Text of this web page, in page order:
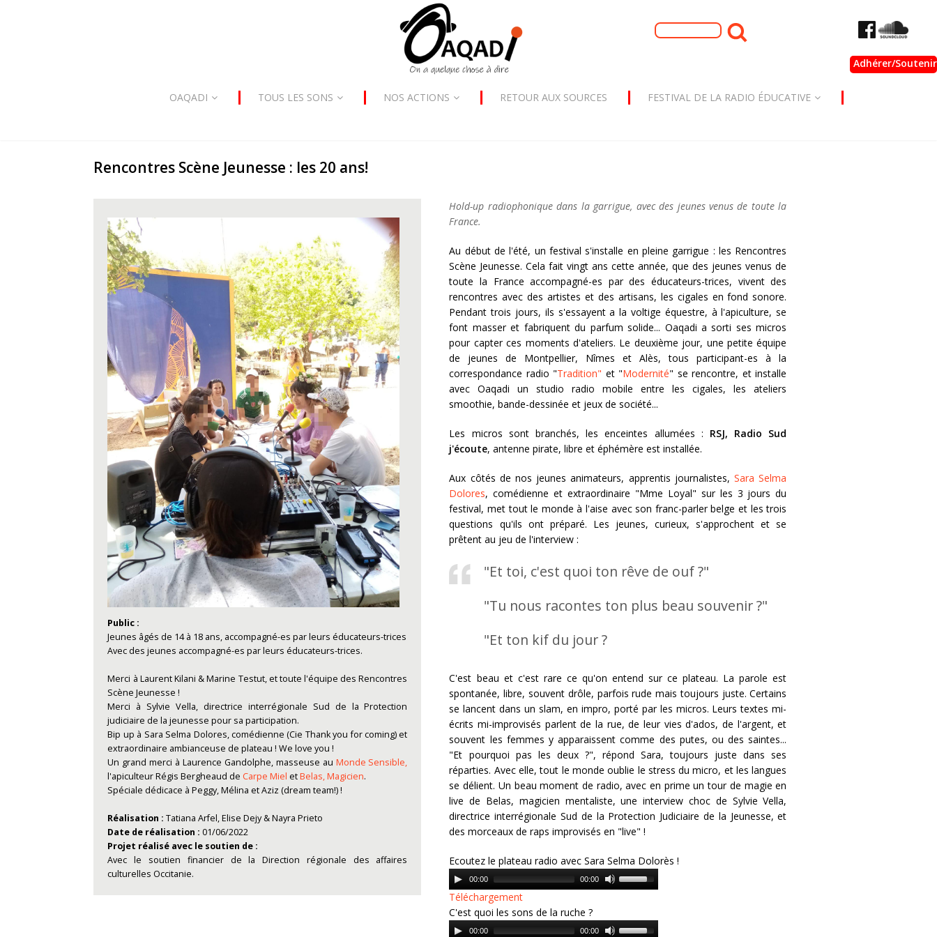
OAQADI TOUS LES SONS NOS ACTIONS RETOUR AUX SOURCES FESTIVAL DE LA RADIO ÉDUCATIVE
Adhérer/Soutenir
Formulaire de
recherche
Rechercher
Rencontres Scène Jeunesse : les 20 ans!
Plateau RSJ 2022 1.jpg
Public :
Jeunes âgés de 14 à 18 ans, accompagné-es par leurs éducateurs-trices
Avec des jeunes accompagné-es par leurs éducateurs-trices.
Merci à Laurent Kilani & Marine Testut, et toute l'équipe des Rencontres
Scène Jeunesse !
Merci à Sylvie Vella, directrice interrégionale Sud de la Protection
judiciaire de la jeunesse pour sa participation.
Bip up à Sara Selma Dolores, comédienne (Cie Thank you for coming) et
extraordinaire ambianceuse de plateau ! We love you !
Un grand merci à Laurence Gandolphe, masseuse au Monde Sensible,
l'apiculteur Régis Bergheaud de Carpe Miel etBelas, Magicien.
Spéciale dédicace à Peggy, Mélina et Aziz (dream team!) !
Réalisation :Tatiana Arfel, Elise Dejy & Nayra Prieto
Date de réalisation :01/06/2022
Projet réalisé avec le soutien de :
Avec le soutien financier de la Direction régionale des affaires
culturelles Occitanie.
Hold-up radiophonique dans la garrigue, avec des jeunes venus de toute la
France.
Au début de l'été, un festival s'installe en pleine garrigue : les Rencontres
Scène Jeunesse. Cela fait vingt ans cette année, que des jeunes venus de
toute la France accompagné-es par des éducateurs-trices, vivent des
rencontres avec des artistes et des artisans, les cigales en fond sonore.
Pendant trois jours, ils s'essayent a la voltige équestre, à l'apiculture, se
font masser et fabriquent du parfum solide... Oaqadi a sorti ses micros
pour capter ces moments d'ateliers. Le deuxième jour, une petite équipe
de jeunes de Montpellier, Nîmes et Alès, tous participant-es à la
correspondance radio "Tradition" et "Modernité" se rencontre, et installe
avec Oaqadi un studio radio mobile entre les cigales, les ateliers
smoothie, bande-dessinée et jeux de société...
Les micros sont branchés, les enceintes allumées : RSJ, Radio Sud
j'écoute, antenne pirate, libre et éphémère est installée.
Aux côtés de nos jeunes animateurs, apprentis journalistes,Sara Selma
Dolores, comédienne et extraordinaire "Mme Loyal" sur les 3 jours du
festival, met tout le monde à l'aise avec son franc-parler belge et les trois
questions qu'ils ont préparé. Les jeunes, curieux, s'approchent et se
prêtent au jeu de l'interview :
"Et toi, c'est quoi ton rêve de ouf ?"
"Tu nous racontes ton plus beau souvenir ?"
"Et ton kif du jour ?
C'est beau et c'est rare ce qu'on entend sur ce plateau. La parole est
spontanée, libre, souvent drôle, parfois rude mais toujours juste. Certains
se lancent dans un slam, en impro, porté par les micros. Leurs textes mi-
écrits mi-improvisés parlent de la rue, de leur vies d'ados, de l'argent, et
souvent les femmes y apparaissent comme des putes, ou des saintes...
"Et pourquoi pas les deux ?", répond Sara, toujours juste dans ses
réparties. Avec elle, tout le monde oublie le stress du micro, et les langues
se délient. Un beau moment de radio, avec en prime un tour de magie en
live de Belas, magicien mentaliste, une interview choc de Sylvie Vella,
directrice interrégionale Sud de la Protection Judiciaire de la Jeunesse, et
des morceaux de raps improvisés en "live" !
Ecoutez le plateau radio avec Sara Selma Dolorès !
Audio
Player
00:00 00:00
Use
Up/Down
keys
Téléchargement
C'est quoi les sons de la ruche ?
Audio00:00 00:00
Use